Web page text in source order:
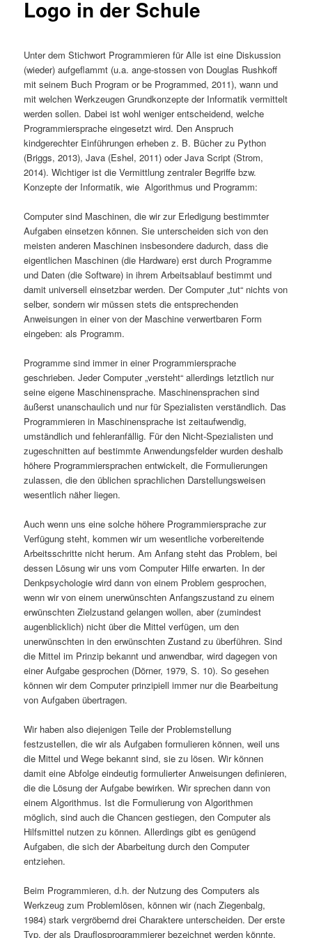
Logo in der Schule
Unter dem Stichwort Programmieren für Alle ist eine Diskussion
(wieder) aufgeflammt (u.a. ange-stossen von Douglas Rushkoff
mit seinem Buch Program or be Programmed, 2011), wann und
mit welchen Werkzeugen Grundkonzepte der Informatik vermittelt
werden sollen. Dabei ist wohl weniger entscheidend, welche
Programmiersprache eingesetzt wird. Den Anspruch
kindgerechter Einführungen erheben z. B. Bücher zu Python
(Briggs, 2013), Java (Eshel, 2011) oder Java Script (Strom,
2014). Wichtiger ist die Vermittlung zentraler Begriffe bzw.
Konzepte der Informatik, wie Algorithmus und Programm:
Computer sind Maschinen, die wir zur Erledigung bestimmter
Aufgaben einsetzen können. Sie unterscheiden sich von den
meisten anderen Maschinen insbesondere dadurch, dass die
eigentlichen Maschinen (die Hardware) erst durch Programme
und Daten (die Software) in ihrem Arbeitsablauf bestimmt und
damit universell einsetzbar werden. Der Computer „tut“ nichts von
selber, sondern wir müssen stets die entsprechenden
Anweisungen in einer von der Maschine verwertbaren Form
eingeben: als Programm.
Programme sind immer in einer Programmiersprache
geschrieben. Jeder Computer „versteht“ allerdings letztlich nur
seine eigene Maschinensprache. Maschinensprachen sind
äußerst unanschaulich und nur für Spezialisten verständlich. Das
Programmieren in Maschinensprache ist zeitaufwendig,
umständlich und fehleranfällig. Für den Nicht-Spezialisten und
zugeschnitten auf bestimmte Anwendungsfelder wurden deshalb
höhere Programmiersprachen entwickelt, die Formulierungen
zulassen, die den üblichen sprachlichen Darstellungsweisen
wesentlich näher liegen.
Auch wenn uns eine solche höhere Programmiersprache zur
Verfügung steht, kommen wir um wesentliche vorbereitende
Arbeitsschritte nicht herum. Am Anfang steht das Problem, bei
dessen Lösung wir uns vom Computer Hilfe erwarten. In der
Denkpsychologie wird dann von einem Problem gesprochen,
wenn wir von einem unerwünschten Anfangszustand zu einem
erwünschten Zielzustand gelangen wollen, aber (zumindest
augenblicklich) nicht über die Mittel verfügen, um den
unerwünschten in den erwünschten Zustand zu überführen. Sind
die Mittel im Prinzip bekannt und anwendbar, wird dagegen von
einer Aufgabe gesprochen (Dörner, 1979, S. 10). So gesehen
können wir dem Computer prinzipiell immer nur die Bearbeitung
von Aufgaben übertragen.
Wir haben also diejenigen Teile der Problemstellung
festzustellen, die wir als Aufgaben formulieren können, weil uns
die Mittel und Wege bekannt sind, sie zu lösen. Wir können
damit eine Abfolge eindeutig formulierter Anweisungen definieren,
die die Lösung der Aufgabe bewirken. Wir sprechen dann von
einem Algorithmus. Ist die Formulierung von Algorithmen
möglich, sind auch die Chancen gestiegen, den Computer als
Hilfsmittel nutzen zu können. Allerdings gibt es genügend
Aufgaben, die sich der Abarbeitung durch den Computer
entziehen.
Beim Programmieren, d.h. der Nutzung des Computers als
Werkzeug zum Problemlösen, können wir (nach Ziegenbalg,
1984) stark vergröbernd drei Charaktere unterscheiden. Der erste
Typ, der als Drauflosprogrammierer bezeichnet werden könnte,